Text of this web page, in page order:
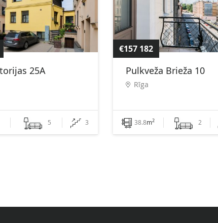
25A
5 3
€157 182
Pulkveža Brieža 10
Rīga
38.8m2 2